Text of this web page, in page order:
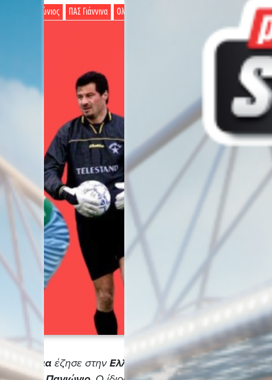
Ολυμπιακός
ΠΑΣ Γιάννινα
Πανιώνιος
έζησε στηνΕλλάδα